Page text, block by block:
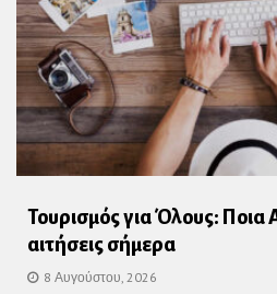
Τουρισμός για Όλους:
αιτήσεις σήμερα
8 Αυγούστου, 2026